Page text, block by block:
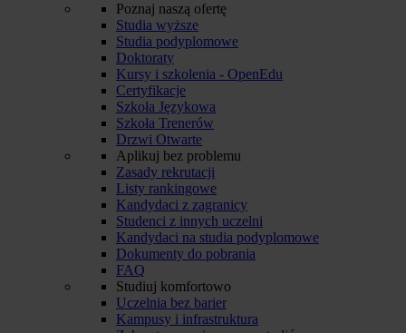
Poznaj naszą ofertę
Studia wyższe
Studia podyplomowe
Doktoraty
Kursy i szkolenia - OpenEdu
Certyfikacje
Szkoła Językowa
Szkoła Trenerów
Drzwi Otwarte
Aplikuj bez problemu
Zasady rekrutacji
Listy rankingowe
Kandydaci z zagranicy
Studenci z innych uczelni
Kandydaci na studia podyplomowe
Dokumenty do pobrania
FAQ
Studiuj komfortowo
Uczelnia bez barier
Kampusy i infrastruktura